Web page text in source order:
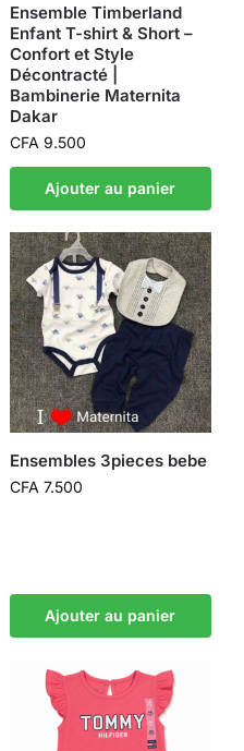
Ensemble Timberland
Enfant T-shirt & Short –
Confort et Style
Décontracté |
Bambinerie Maternita
Dakar
CFA 9.500
Ajouter au panier
Ensembles 3pieces bebe
CFA 7.500
Ajouter au panier